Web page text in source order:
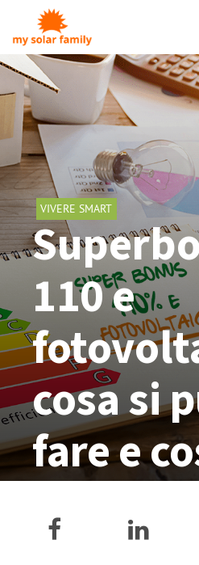
Salta al contenuto principale
VIVERE SMART
110 e
cosa si
fare e